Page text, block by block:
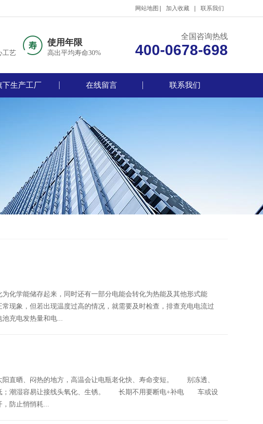
网站地图 加入收藏 联系我们
工艺
使用年限
高出平均寿命30%
全国咨询热线
400-0678-698
下生产工厂 在线留言 联系我们
化学能储存起来，同时还有一部分电能会转化为热能及其他形式能
现象，但若出现温度过高的情况，就需要及时检查，排查充电电流过
充电发热量和电...
晒、闷热的地方，高温会让电瓶老化快、寿命变短。 别冻透、
潮湿容易让接线头氧化、生锈。 长期不用要断电+补电 车或设
防止悄悄耗...